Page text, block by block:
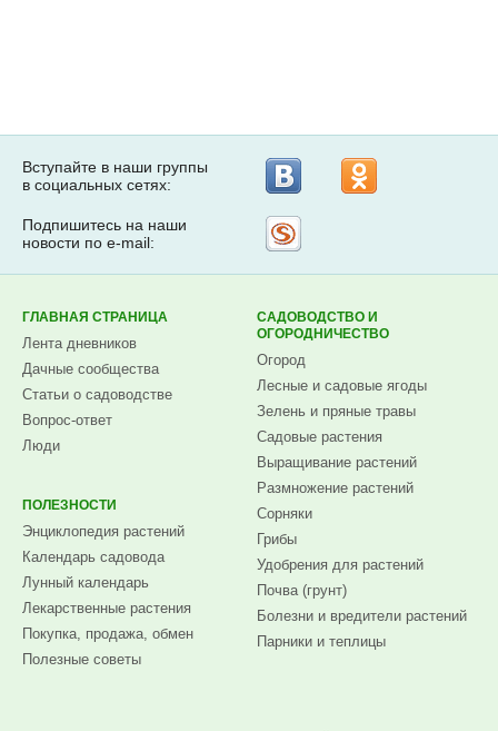
Вступайте в наши группы
в социальных сетях:
Подпишитесь на наши
новости по e-mail:
ГЛАВНАЯ СТРАНИЦА
Лента дневников
Дачные сообщества
Статьи о садоводстве
Вопрос-ответ
Люди
ПОЛЕЗНОСТИ
Энциклопедия растений
Календарь садовода
Лунный календарь
Лекарственные растения
Покупка, продажа, обмен
Полезные советы
САДОВОДСТВО И
ОГОРОДНИЧЕСТВО
Огород
Лесные и садовые ягоды
Зелень и пряные травы
Садовые растения
Выращивание растений
Размножение растений
Сорняки
Грибы
Удобрения для растений
Почва (грунт)
Болезни и вредители растений
Парники и теплицы